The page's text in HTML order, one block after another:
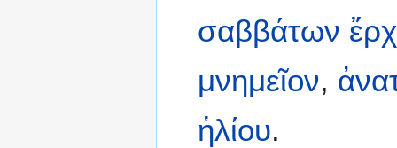
σαββάτων
μνημεῖον,
ἡλίου.